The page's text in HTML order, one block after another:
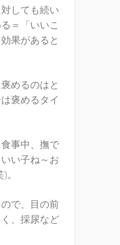
しても続い
＝「いいこ
果があると
めるのはと
褒めるタイ
事中、撫で
い子ね～お
で、目の前
、採尿など